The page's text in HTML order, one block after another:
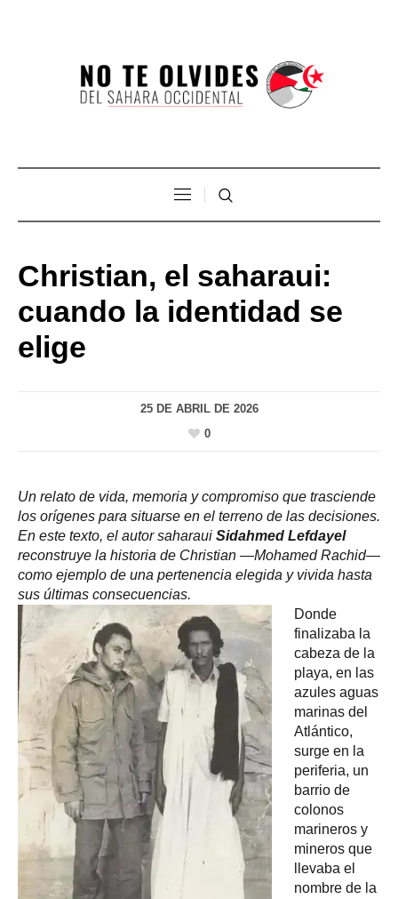
Christian, el saharaui:
cuando la identidad se
elige
25 DE ABRIL DE 2026
0
Un relato de vida, memoria y compromiso que trasciende
los orígenes para situarse en el terreno de las decisiones.
En este texto, el autor saharaui Sidahmed Lefdayel
reconstruye la historia de Christian —Mohamed Rachid—
como ejemplo de una pertenencia elegida y vivida hasta
sus últimas consecuencias.
Donde
finalizaba la
cabeza de la
playa, en las
azules aguas
marinas del
Atlántico,
surge en la
periferia, un
barrio de
colonos
marineros y
mineros que
llevaba el
nombre de la